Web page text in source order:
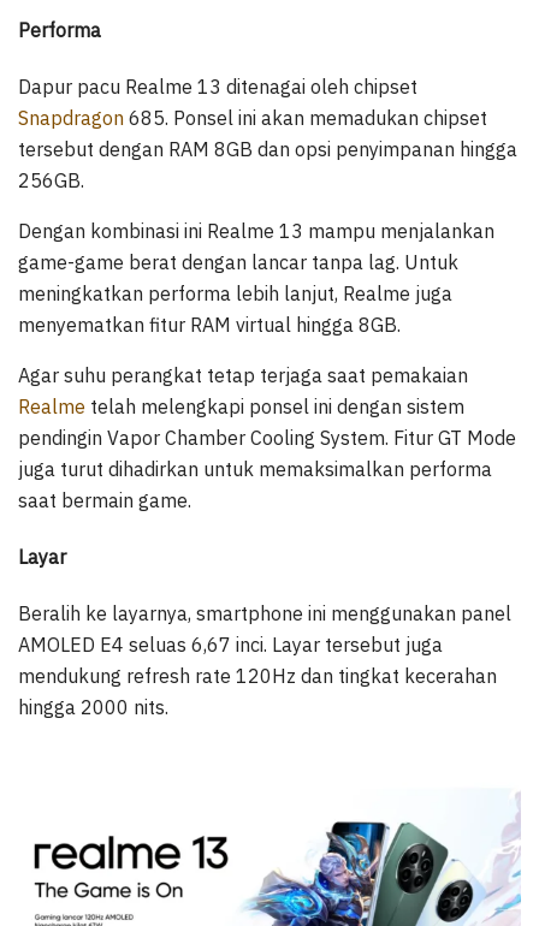
Performa
Dapur pacu Realme 13 ditenagai oleh chipset
Snapdragon 685. Ponsel ini akan memadukan chipset
tersebut dengan RAM 8GB dan opsi penyimpanan hingga
256GB.
Dengan kombinasi ini Realme 13 mampu menjalankan
game-game berat dengan lancar tanpa lag. Untuk
meningkatkan performa lebih lanjut, Realme juga
menyematkan fitur RAM virtual hingga 8GB.
Agar suhu perangkat tetap terjaga saat pemakaian
Realme telah melengkapi ponsel ini dengan sistem
pendingin Vapor Chamber Cooling System. Fitur GT Mode
juga turut dihadirkan untuk memaksimalkan performa
saat bermain game.
Layar
Beralih ke layarnya, smartphone ini menggunakan panel
AMOLED E4 seluas 6,67 inci. Layar tersebut juga
mendukung refresh rate 120Hz dan tingkat kecerahan
hingga 2000 nits.